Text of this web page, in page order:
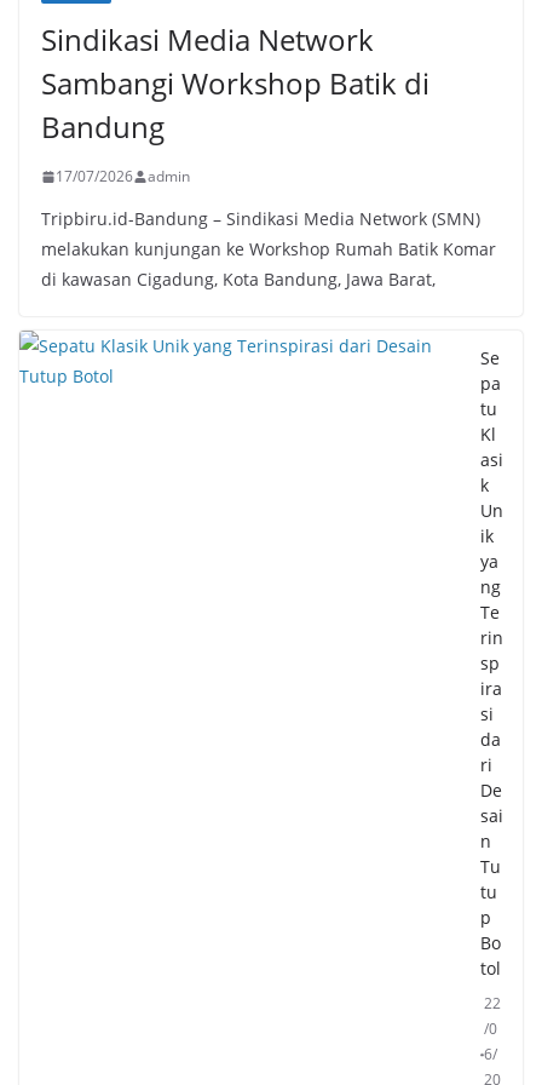
Sindikasi Media Network
Sambangi Workshop Batik di
Bandung
17/07/2026 admin
Tripbiru.id-Bandung – Sindikasi Media Network (SMN)
melakukan kunjungan ke Workshop Rumah Batik Komar
di kawasan Cigadung, Kota Bandung, Jawa Barat,
Se
pa
tu
Kl
asi
k
Un
ik
ya
ng
Te
rin
sp
ira
si
da
ri
De
sai
n
Tu
tu
p
Bo
tol
22
/0
6/
20